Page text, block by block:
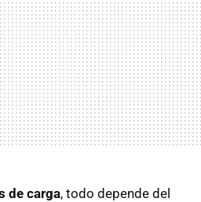
de carga, todo depende del